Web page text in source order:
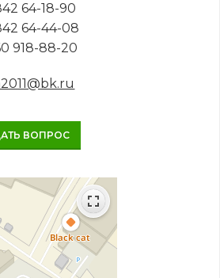
64-18-90
64-44-08
918-88-20
ВОПРОС